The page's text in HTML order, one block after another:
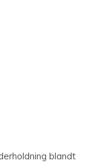
blandt